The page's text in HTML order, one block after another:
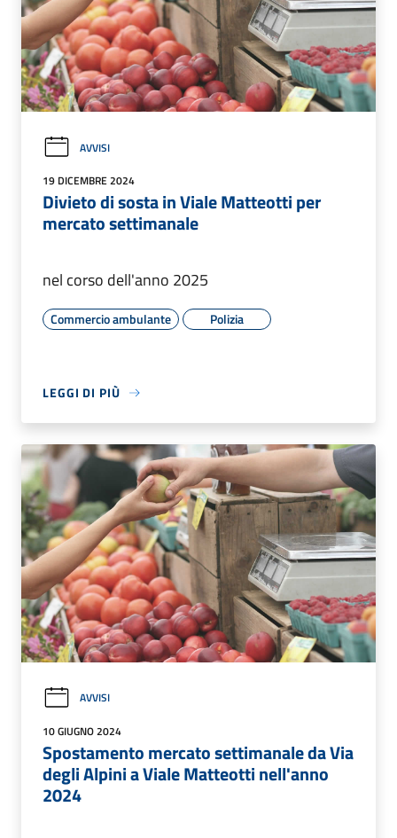
AVVISI
19 DICEMBRE 2024
Divieto di sosta in Viale Matteotti per
mercato settimanale
nel corso dell'anno 2025
Commercio ambulante Polizia
LEGGI DI PIÙ
AVVISI
10 GIUGNO 2024
Spostamento mercato settimanale da Via
degli Alpini a Viale Matteotti nell'anno
2024